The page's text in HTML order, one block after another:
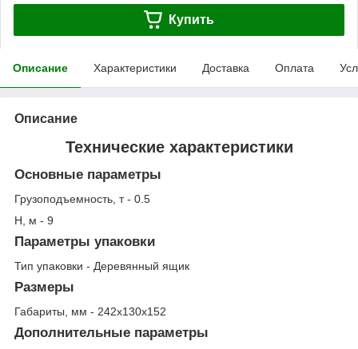
Купить
Описание Характеристики Доставка Оплата
Описание
Технические характеристики
Основные параметры
Грузоподъемность, т - 0.5
Н, м - 9
Параметры упаковки
Тип упаковки - Деревянный ящик
Размеры
Габариты, мм - 242x130x152
Дополнительные параметры